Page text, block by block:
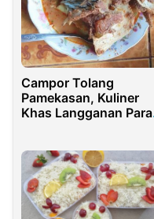
Campor Tolang
Pamekasan, Kuliner
Khas Langganan Para